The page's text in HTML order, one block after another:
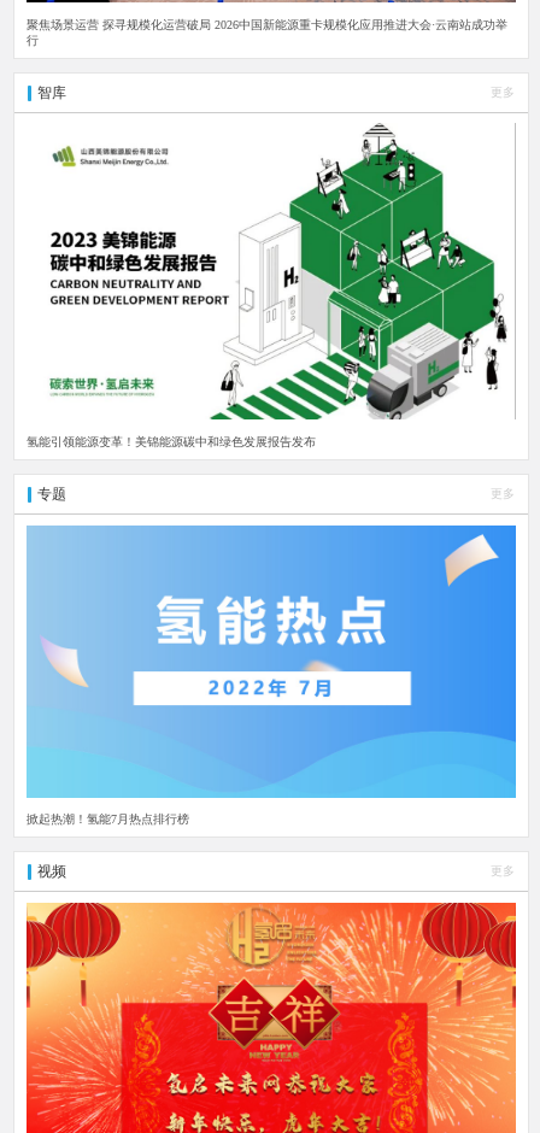
聚焦场景运营 探寻规模化运营破局 2026中国新能源重卡规模化应用推进大会·云南站成功举
行
智库 更多
氢能引领能源变革！美锦能源碳中和绿色发展报告发布
专题 更多
掀起热潮！氢能7月热点排行榜
视频 更多